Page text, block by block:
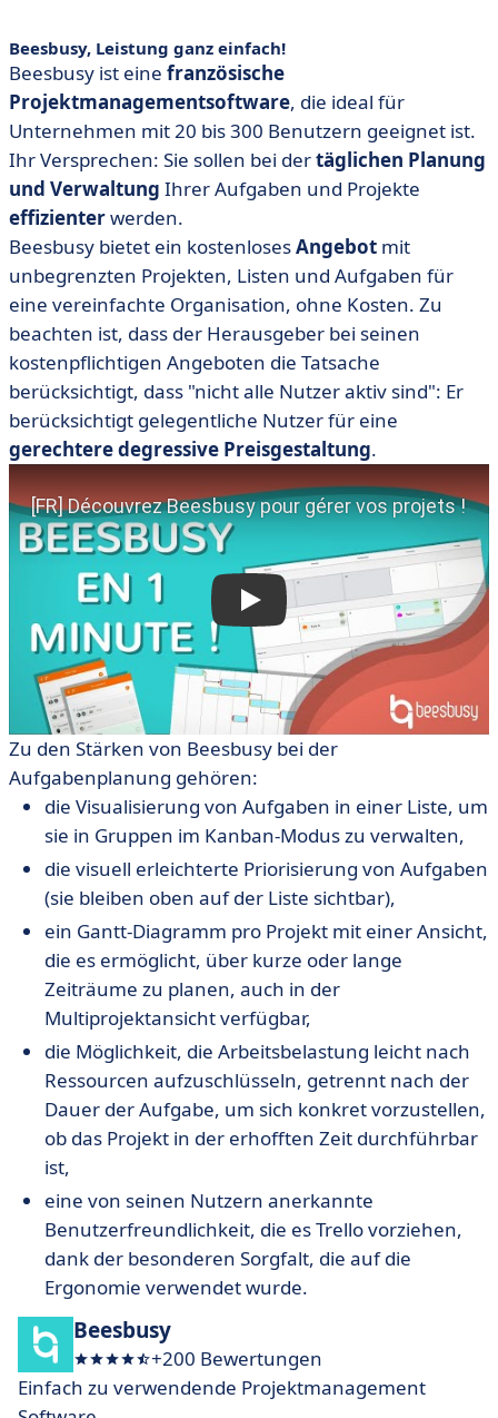
Beesbusy, Leistung ganz einfach!
Beesbusy ist eine französische
Projektmanagementsoftware, die ideal für
Unternehmen mit 20 bis 300 Benutzern geeignet ist.
Ihr Versprechen: Sie sollen bei dertäglichen Planung
und Verwaltung Ihrer Aufgaben und Projekte
effizienterwerden.
Beesbusy bietet ein kostenlosesAngebot mit
unbegrenzten Projekten, Listen und Aufgaben für
eine vereinfachte Organisation, ohne Kosten. Zu
beachten ist, dass der Herausgeber bei seinen
kostenpflichtigen Angeboten die Tatsache
berücksichtigt, dass "nicht alle Nutzer aktiv sind": Er
berücksichtigt gelegentliche Nutzer für eine
gerechtere degressive Preisgestaltung.
Zu den Stärken von Beesbusy bei der
Aufgabenplanung gehören:
die Visualisierung von Aufgaben in einer Liste, um
sie in Gruppen im Kanban-Modus zu verwalten,
die visuell erleichterte Priorisierung von Aufgaben
(sie bleiben oben auf der Liste sichtbar),
ein Gantt-Diagramm pro Projekt mit einer Ansicht,
die es ermöglicht, über kurze oder lange
Zeiträume zu planen, auch in der
Multiprojektansicht verfügbar,
die Möglichkeit, die Arbeitsbelastung leicht nach
Ressourcen aufzuschlüsseln, getrennt nach der
Dauer der Aufgabe, um sich konkret vorzustellen,
ob das Projekt in der erhofften Zeit durchführbar
ist,
eine von seinen Nutzern anerkannte
Benutzerfreundlichkeit, die es Trello vorziehen,
dank der besonderen Sorgfalt, die auf die
Ergonomie verwendet wurde.
Beesbusy
+200 Bewertungen
Einfach zu verwendende Projektmanagement